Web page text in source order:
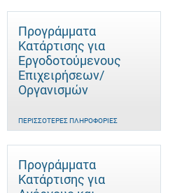
Προγράμματα
Κατάρτισης για
Εργοδοτούμενους
Επιχειρήσεων/
Οργανισμών
ΠΕΡΙΣΣΌΤΕΡΕΣ ΠΛΗΡΟΦΟΡΊΕΣ
Προγράμματα
Κατάρτισης για